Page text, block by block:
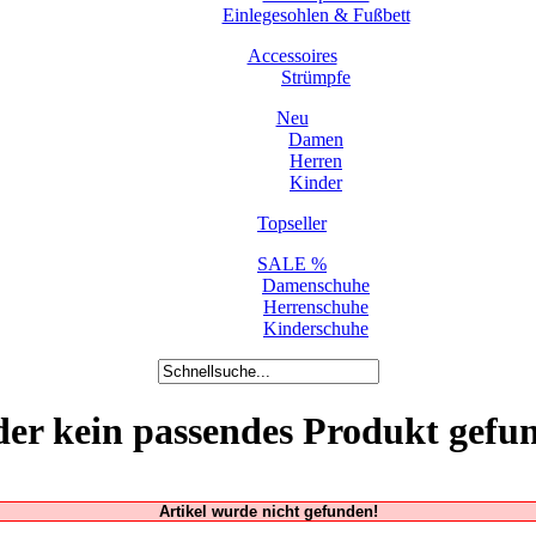
Einlegesohlen & Fußbett
Accessoires
Strümpfe
Neu
Damen
Herren
Kinder
Topseller
SALE %
Damenschuhe
Herrenschuhe
Kinderschuhe
kein passendes Produkt
Artikel wurde nicht gefunden!